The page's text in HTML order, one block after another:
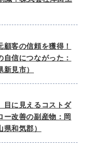
客の信頼を獲得！
自信につながった：
見市）
目に見えるコストダ
ー改善の副産物：岡
和気郡）